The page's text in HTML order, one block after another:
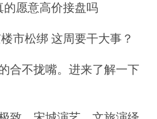
、日常交易支付和金
化方向拓展，对传统
抱稳定币。
的愿意高价接盘吗
市松绑 这周要干大事？
合不拢嘴。进来了解一下